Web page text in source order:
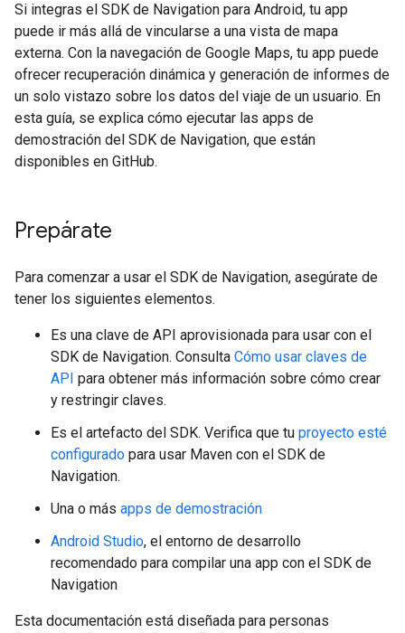
Si integras el SDK de Navigation para Android, tu app
puede ir más allá de vincularse a una vista de mapa
externa. Con la navegación de Google Maps, tu app puede
ofrecer recuperación dinámica y generación de informes de
un solo vistazo sobre los datos del viaje de un usuario. En
esta guía, se explica cómo ejecutar las apps de
demostración del SDK de Navigation, que están
disponibles en GitHub.
Prepárate
Para comenzar a usar el SDK de Navigation, asegúrate de
tener los siguientes elementos.
Es una clave de API aprovisionada para usar con el
SDK de Navigation. Consulta Cómo usar claves de
API para obtener más información sobre cómo crear
y restringir claves.
Es el artefacto del SDK. Verifica que tu proyecto esté
configurado para usar Maven con el SDK de
Navigation.
Una o más apps de demostración
Android Studio, el entorno de desarrollo
recomendado para compilar una app con el SDK de
Navigation
Esta documentación está diseñada para personas